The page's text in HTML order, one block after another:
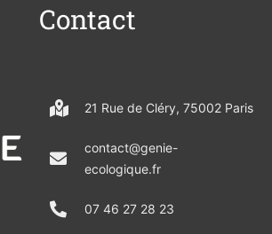
Contact
21 Rue de Cléry, 75002 Paris
contact@genie-
ecologique.fr
07 46 27 28 23